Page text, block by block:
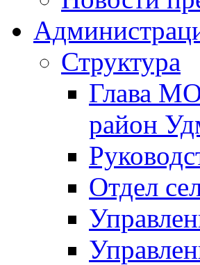
Структура
Глава
район
Отдел